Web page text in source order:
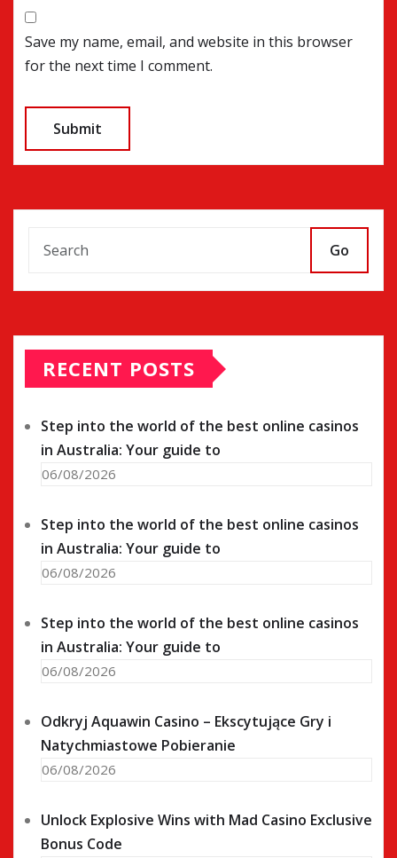
Save my name, email, and website in this browser
for the next time I comment.
Go
RECENT POSTS
Step into the world of the best online casinos
in Australia: Your guide to
06/08/2026
Step into the world of the best online casinos
in Australia: Your guide to
06/08/2026
Step into the world of the best online casinos
in Australia: Your guide to
06/08/2026
Odkryj Aquawin Casino – Ekscytujące Gry i
Natychmiastowe Pobieranie
06/08/2026
Unlock Explosive Wins with Mad Casino Exclusive
Bonus Code